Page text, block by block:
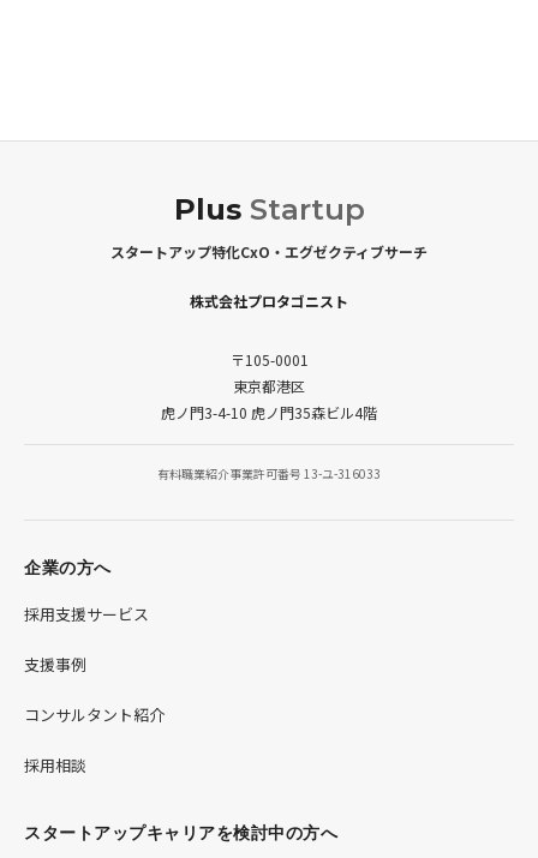
Plus Startup
スタートアップ特化CxO・エグゼクティブサーチ
株式会社プロタゴニスト
〒105-0001
東京都港区
虎ノ門3-4-10 虎ノ門35森ビル4階
有料職業紹介事業許可番号 13-ユ-316033
企業の方へ
採用支援サービス
支援事例
コンサルタント紹介
採用相談
スタートアップキャリアを検討中の方へ